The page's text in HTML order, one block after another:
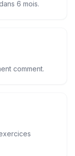
6 mois.
comment.